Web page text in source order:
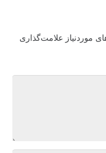
موردنیاز علامت‌گذاری